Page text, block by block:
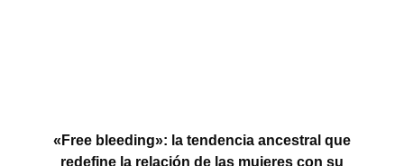
«Free bleeding»: la tendencia ancestral que
redefine la relación de las mujeres con su